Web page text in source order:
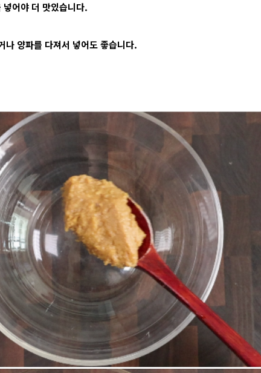
어야 더 맛있습니다.
양파를 다져서 넣어도 좋습니다.